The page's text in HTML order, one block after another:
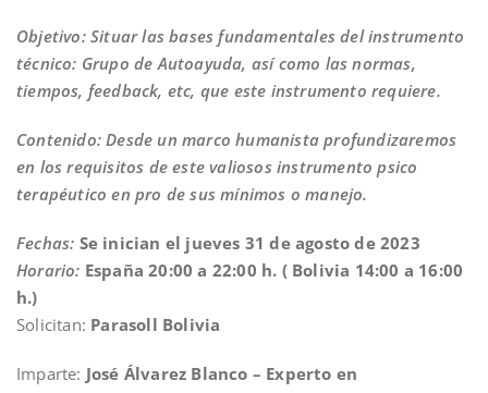
Objetivo: Situar las bases fundamentales del instrumento
técnico: Grupo de Autoayuda, así como las normas,
tiempos, feedback, etc, que este instrumento requiere.
Contenido: Desde un marco humanista profundizaremos
en los requisitos de este valiosos instrumento psico
terapéutico en pro de sus mínimos o manejo.
Fechas: Se inician el jueves 31 de agosto de 2023
Horario: España 20:00 a 22:00 h. ( Bolivia 14:00 a 16:00
h.)
Solicitan: Parasoll Bolivia
Imparte: José Álvarez Blanco – Experto en